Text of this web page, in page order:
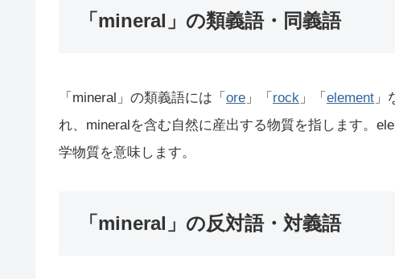
「mineral」の類義語・同義語
「mineral」の類義語には「 ore 」「 rock 」「 element 」
れ、mineralを含む自然に産出する物質を指します。
学物質を意味します。
「mineral」の反対語・対義語